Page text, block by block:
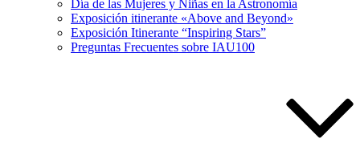
Día de las Mujeres y Niñas en la Astronomía
Exposición itinerante «Above and Beyond»
Exposición Itinerante “Inspiring Stars”
Preguntas Frecuentes sobre IAU100